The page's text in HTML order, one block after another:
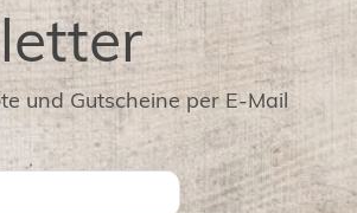
und Gutscheine per E-Mail